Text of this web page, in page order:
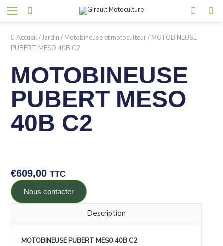
Accueil/Jardin / Motobineuse et motoculteur/ MOTOBINEUSE
PUBERT MESO 40B C2
MOTOBINEUSE
PUBERT MESO
40B C2
€609,00 TTC
Nous contacter
Description
MOTOBINEUSE PUBERT MESO 40B C2